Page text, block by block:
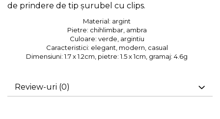
de prindere de tip șurubel cu clips.
Material: argint
Pietre: chihlimbar, ambra
Culoare: verde, argintiu
Caracteristici: elegant, modern, casual
Dimensiuni:1.7 x 1.2cm, pietre: 1.5 x 1cm, gramaj: 4.6g
Review-uri (0)